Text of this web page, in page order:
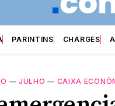
PARINTINS CHARGES
— JULHO — CAIXA